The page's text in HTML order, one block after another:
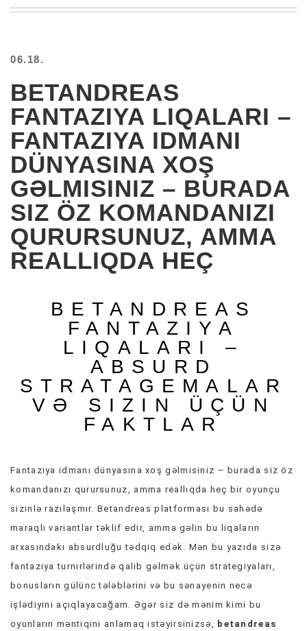
FACTS
GLANDS
FOREVER
ALONE
SELFIES
WEDDING
DAMN
THAT
LOOKS
GOOD
FREAKS
AWKWARD
06.18.
BETANDREAS
FANTAZIYA LIQALARI –
FANTAZIYA IDMANI
DÜNYASINA XOŞ
GƏLMISINIZ – BURADA
SIZ ÖZ KOMANDANIZI
QURURSUNUZ, AMMA
REALLIQDA HEÇ
BETANDREAS
FANTAZIYA
LIQALARI –
ABSURD
STRATAGEMALAR
VƏ SIZIN ÜÇÜN
FAKTLAR
Fantaziya idmanı dünyasına xoş gəlmisiniz – burada siz öz
komandanızı qurursunuz, amma reallıqda heç bir oyunçu
sizinlə razılaşmır. Betandreas platforması bu sahədə
maraqlı variantlar təklif edir, amma gəlin bu liqaların
arxasındakı absurdluğu tədqiq edək. Mən bu yazıda sizə
fantaziya turnirlərində qalib gəlmək üçün strategiyaları,
bonusların gülünc tələblərini və bu sənayenin necə
işlədiyini açıqlayacağam. Əgər siz də mənim kimi bu
oyunların məntiqini anlamaq istəyirsinizsə,
betandreas